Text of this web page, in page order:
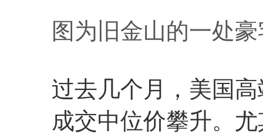
图为旧金山的一处
过去几个月，美国
成交中位价攀升。